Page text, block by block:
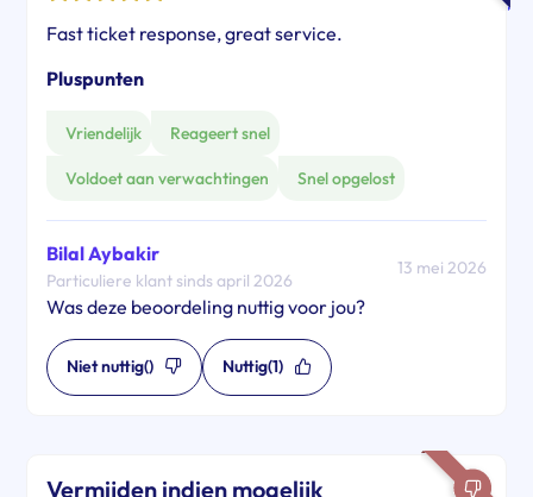
Fast ticket response, great service.
Pluspunten
Vriendelijk Reageert snel
Voldoet aan verwachtingen Snel opgelost
Bilal Aybakir
Particuliere klant sinds april 2026
13 mei 2026
Was deze beoordeling nuttig voor jou?
Niet nuttig() Nuttig(1)
Vermijden indien mogelijk